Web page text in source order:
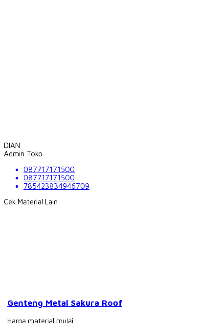
DIAN
Admin Toko
087717171500
087717171500
785423834946709
Cek Material Lain
Genteng Metal Sakura Roof
Harga material mulai